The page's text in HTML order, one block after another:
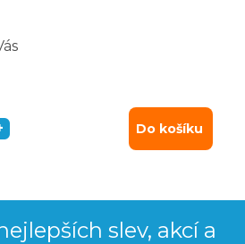
Do košíku
slev, akcí a